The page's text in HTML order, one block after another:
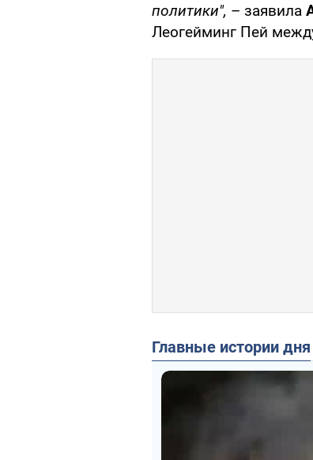
политики", – заявила
Леогейминг Пей
Главные истории дня